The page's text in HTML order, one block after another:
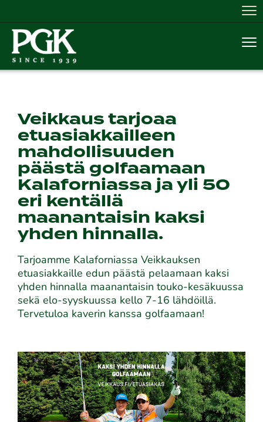
Veikkaus tarjoaa
etuasiakkailleen
mahdollisuuden
päästä golfaamaan
Kalaforniassa ja yli 50
eri kentällä
maanantaisin kaksi
yhden hinnalla.
Tarjoamme Kalaforniassa Veikkauksen
etuasiakkaille edun päästä pelaamaan kaksi
yhden hinnalla maanantaisin touko-kesäkuussa
sekä elo-syyskuussa kello 7-16 lähdöillä.
Tervetuloa kaverin kanssa golfaamaan!